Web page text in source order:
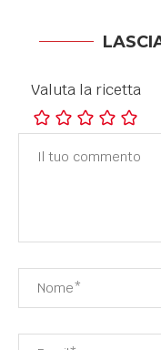
Valuta la ricetta